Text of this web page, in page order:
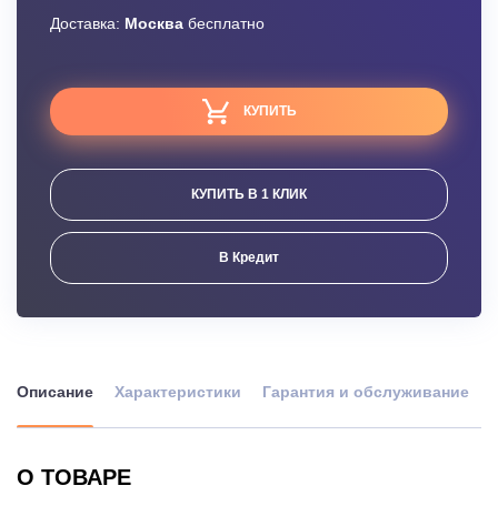
Доставка: Москва бесплатно
КУПИТЬ
КУПИТЬ В 1 КЛИК
В Кредит
Описание Характеристики Гарантия и обслуживание
О ТОВАРЕ